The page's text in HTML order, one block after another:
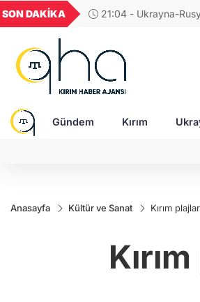
SON DAKİKA
17:38 - Araştırmacı
GEL
18,1951
16,2279
Gündem Kırım
Anasayfa Kültür ve Sanat Kırım